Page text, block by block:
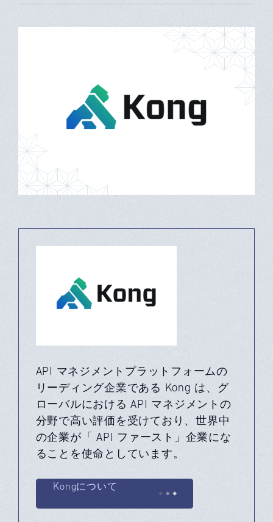
API マネジメントプラットフォームの
リーディング企業である Kong は、グ
ローバルにおける API マネジメントの
分野で高い評価を受けており、世界中
の企業が「 API ファースト」企業にな
ることを使命としています。
Kongについて